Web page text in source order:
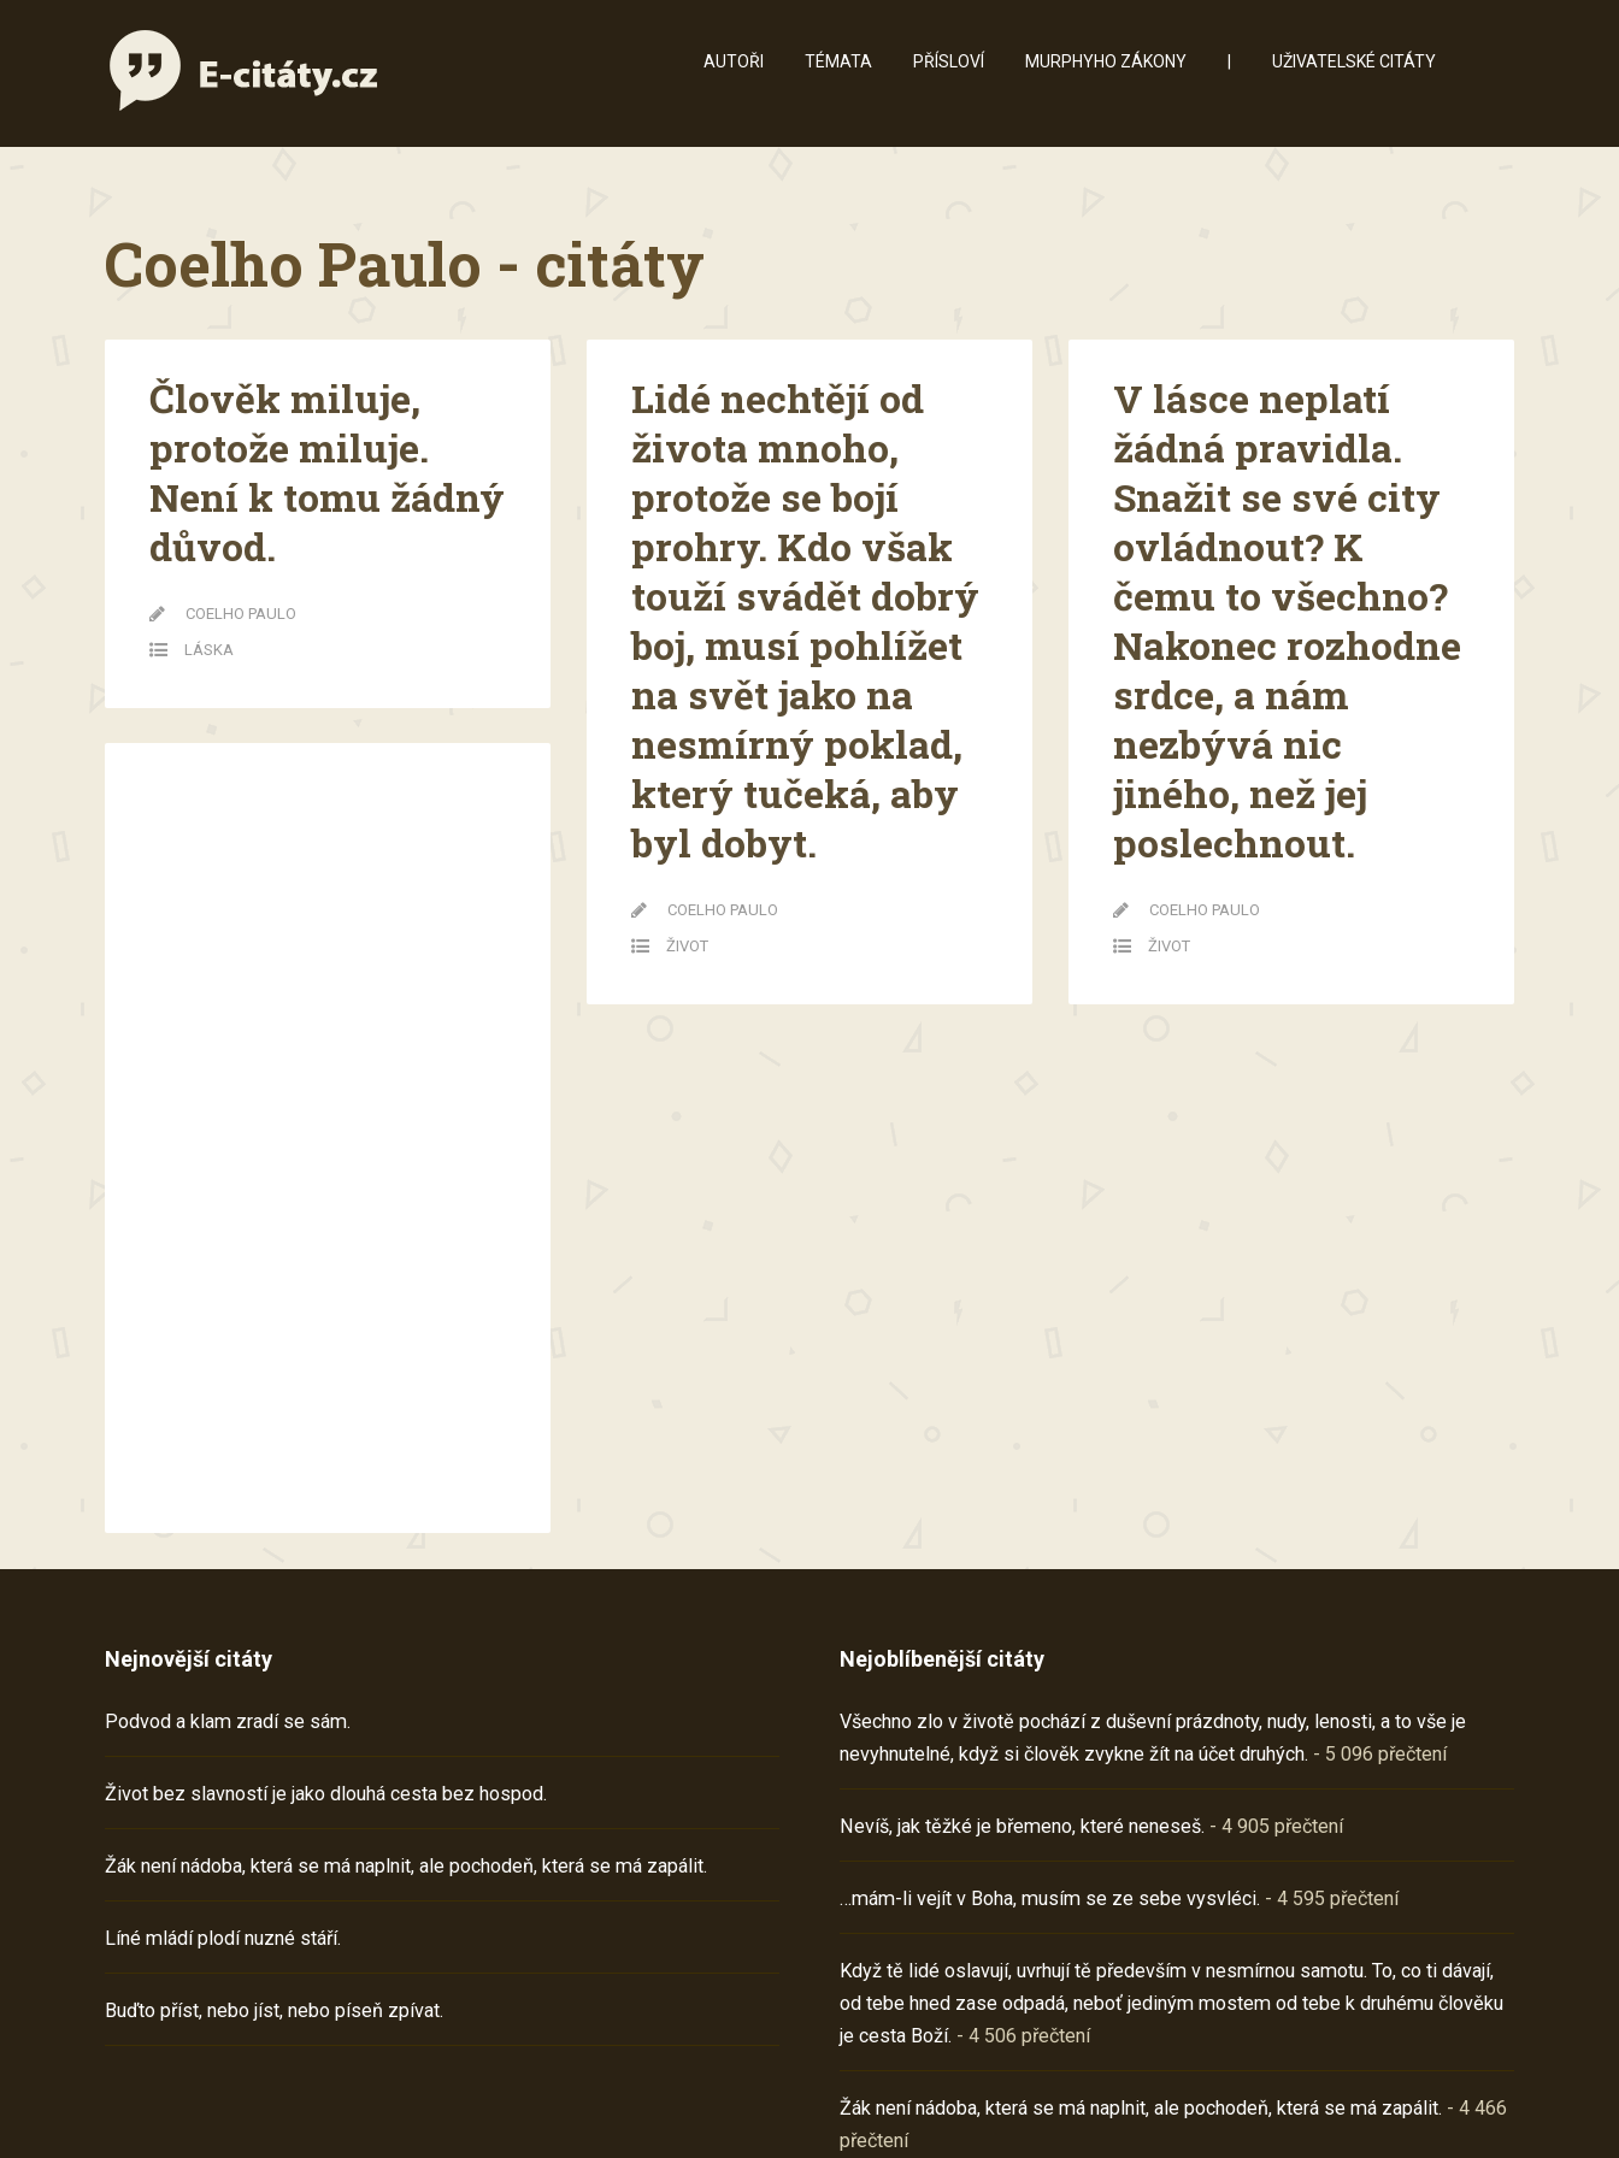
AUTOŘI TÉMATA PŘÍSLOVÍ MURPHYHO ZÁKONY UŽIVATELSKÉ CITÁTY
Coelho Paulo - citáty
Člověk miluje,
protože miluje.
Není k tomu žádný
důvod.
COELHO PAULO
LÁSKA
Lidé nechtějí od
života mnoho,
protože se bojí
prohry. Kdo však
touží svádět dobrý
boj, musí pohlížet
na svět jako na
nesmírný poklad,
který tučeká, aby
byl dobyt.
COELHO PAULO
ŽIVOT
V lásce neplatí
žádná pravidla.
Snažit se své city
ovládnout? K
čemu to všechno?
Nakonec rozhodne
srdce, a nám
nezbývá nic
jiného, než jej
poslechnout.
COELHO PAULO
ŽIVOT
Nejnovější citáty
Podvod a klam zradí se sám.
Život bez slavností je jako dlouhá cesta bez hospod.
Žák není nádoba, která se má naplnit, ale pochodeň, která se má zapálit.
Líné mládí plodí nuzné stáří.
Buďto příst, nebo jíst, nebo píseň zpívat.
Nejoblíbenější citáty
Všechno zlo v životě pochází z duševní prázdnoty, nudy, lenosti, a to vše je
nevyhnutelné, když si člověk zvykne žít na účet druhých. - 5 096 přečtení
Nevíš, jak těžké je břemeno, které neneseš. - 4 905 přečtení
…mám-li vejít v Boha, musím se ze sebe vysvléci. - 4 595 přečtení
Když tě lidé oslavují, uvrhují tě především v nesmírnou samotu. To, co ti dávají,
od tebe hned zase odpadá, neboť jediným mostem od tebe k druhému člověku
je cesta Boží. - 4 506 přečtení
Žák není nádoba, která se má naplnit, ale pochodeň, která se má zapálit. - 4 466
přečtení